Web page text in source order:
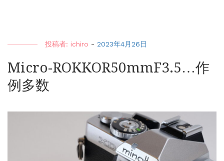
投稿者: ichiro - 2023年4月26日
Micro-ROKKOR50mmF3.5…作
例多数